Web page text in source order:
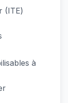
(ITE)
à